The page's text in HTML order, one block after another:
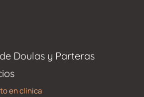
Doulas y Parteras
en clínica